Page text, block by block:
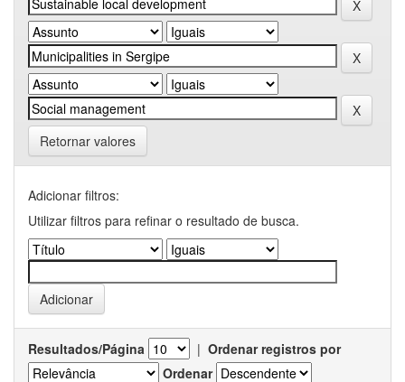
Retornar valores
Adicionar filtros:
Utilizar filtros para refinar o resultado de busca.
Resultados/Página | Ordenar registros por
Ordenar